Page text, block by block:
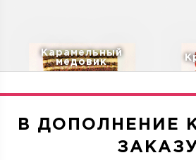
Карамельный
медовик
В ДОПОЛНЕНИЕ
ЗАКАЗУ